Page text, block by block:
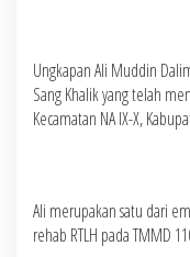
Ungkapan Ali Muddin
Sang Khalik yang telah
Kecamatan NA IX-X,
Ali merupakan satu dari
rehab RTLH pada TMMD